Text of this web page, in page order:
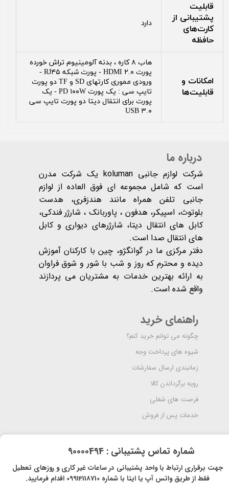
قابلیت
پشتیبانی از
کارت‌های
حافظه
دارد
امکانات و
قابلیت‌ها
هاب ۸ کاره ، بدنه آلومینیوم تراش خورده
پورت HDMI ۲.۰ - پورت شبکه RJ۴۵ -
ورودی مموری کارتهای SD و TF دو پورت
تایپ سی : یک پورت PD ۱۰۰W - یک
پورت برای انتقال دیتا دو پورت تایپ سی
USB ۳.۰
درباره ما
شرکت لوازم جانبی koluman یک شرکت مدرن
است که شامل مجموعه ای فوق العاده از لوازم
جانبی تلفن همراه مانند هندزفری، هدست
بلوتوث، اسپیکر، هدفون ، پاوربانک ، شارژر فندکی،
کابل های انتقال دیتا، شارژرهای دیواری و کابل
های انتقال صدا است.
دفتر مرکزی ما در گوانگژو، چین با کارکنان آموزش
دیده و محترم که روز و شب با شور و شوق فراوان
به ارائه بهترین خدمات به مشتریان می پردازند
واقع شده است​​​​​​​.
راهنمای خرید
چگونه می توانم خرید کنم؟
شیوه های پرداخت وجه
زمانبندی ارسال سفارشات
رویه برگرداندن کالا
فرصت های شغلی
خدمات پس از فروش
​شماره تماس پشتیبانی : 90000494
​​جهت برقراری ارتباط با واحد پشتیبانی در ساعات غیر کاری و روزهای تعطیل
فقط از طریق واتس آپ یا ایتا با شماره 09914118710 اقدام فرمایید.